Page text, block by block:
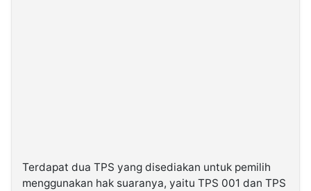
Terdapat dua TPS yang disediakan untuk pemilih
menggunakan hak suaranya, yaitu TPS 001 dan TPS